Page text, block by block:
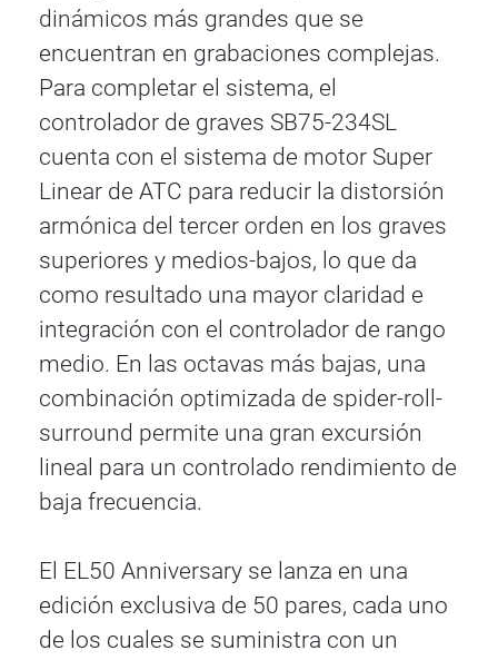
dinámicos más grandes que se
encuentran en grabaciones complejas.
Para completar el sistema, el
controlador de graves SB75-234SL
cuenta con el sistema de motor Super
Linear de ATC para reducir la distorsión
armónica del tercer orden en los graves
superiores y medios-bajos, lo que da
como resultado una mayor claridad e
integración con el controlador de rango
medio. En las octavas más bajas, una
combinación optimizada de spider-roll-
surround permite una gran excursión
lineal para un controlado rendimiento de
baja frecuencia.
El EL50 Anniversary se lanza en una
edición exclusiva de 50 pares, cada uno
de los cuales se suministra con un